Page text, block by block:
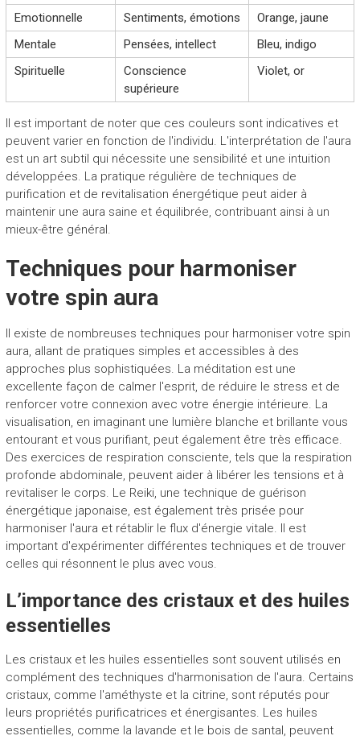
Emotionnelle Sentiments, émotions
Orange, jaune
Mentale
Pensées, intellect
Bleu, indigo
Spirituelle
Conscience
supérieure
Violet, or
Il est important de noter que ces couleurs sont indicatives et
peuvent varier en fonction de l'individu. L'interprétation de l'aura
est un art subtil qui nécessite une sensibilité et une intuition
développées. La pratique régulière de techniques de
purification et de revitalisation énergétique peut aider à
maintenir une aura saine et équilibrée, contribuant ainsi à un
mieux-être général.
Techniques pour harmoniser
votre spin aura
Il existe de nombreuses techniques pour harmoniser votre spin
aura, allant de pratiques simples et accessibles à des
approches plus sophistiquées. La méditation est une
excellente façon de calmer l'esprit, de réduire le stress et de
renforcer votre connexion avec votre énergie intérieure. La
visualisation, en imaginant une lumière blanche et brillante vous
entourant et vous purifiant, peut également être très efficace.
Des exercices de respiration consciente, tels que la respiration
profonde abdominale, peuvent aider à libérer les tensions et à
revitaliser le corps. Le Reiki, une technique de guérison
énergétique japonaise, est également très prisée pour
harmoniser l'aura et rétablir le flux d'énergie vitale. Il est
important d'expérimenter différentes techniques et de trouver
celles qui résonnent le plus avec vous.
L’importance des cristaux et des huiles
essentielles
Les cristaux et les huiles essentielles sont souvent utilisés en
complément des techniques d'harmonisation de l'aura. Certains
cristaux, comme l'améthyste et la citrine, sont réputés pour
leurs propriétés purificatrices et énergisantes. Les huiles
essentielles, comme la lavande et le bois de santal, peuvent